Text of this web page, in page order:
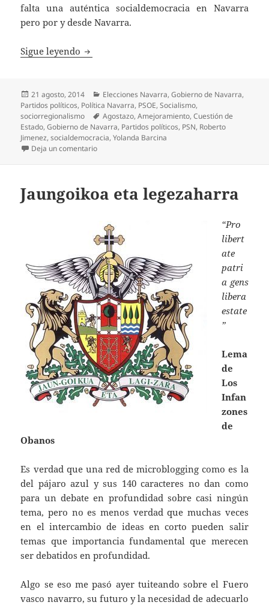
falta una auténtica socialdemocracia en Navarra
pero por y desde Navarra.
Sigue leyendo La renovación del PSN
Publicado
el
21 agosto, 2014 Categorías
Elecciones Navarra,Gobierno de Navarra,
Partidos políticos, Política Navarra, PSOE,Socialismo,
sociorregionalismo
Etiquetas
Agostazo,Amejoramiento,Cuestión de
Estado,Gobierno de Navarra, Partidos políticos, PSN, Roberto
Jimenez,socialdemocracia,Yolanda Barcina
Deja un comentarioen La renovación del PSN
Jaungoikoa eta legezaharra
“Pro
libert
ate
patri
a gens
libera
estate
”
Lema
de
Los
Infan
zones
de
Obanos
Es verdad que una red de microblogging como es la
del pájaro azul y sus 140 caracteres no dan como
para un debate en profundidad sobre casi ningún
tema, pero no es menos verdad que muchas veces
en el intercambio de ideas en corto pueden salir
temas que importancia fundamental que merecen
ser debatidos en profundidad.
Algo se eso me pasó ayer tuiteando sobre el Fuero
vasco navarro, su futuro y la necesidad de adecuarlo